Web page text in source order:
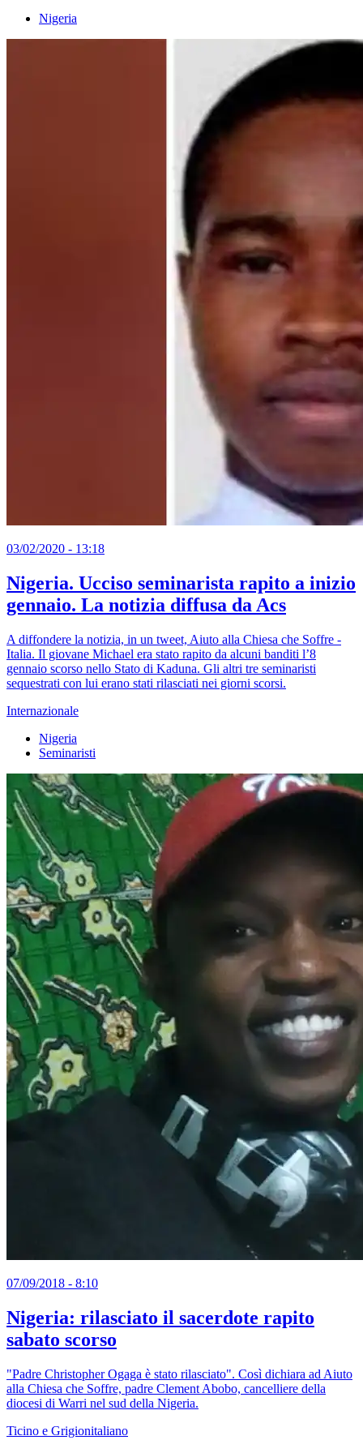
Nigeria
03/02/2020 - 13:18
Nigeria. Ucciso seminarista rapito a inizio
gennaio. La notizia diffusa da Acs
A diffondere la notizia, in un tweet, Aiuto alla Chiesa che Soffre -
Italia. Il giovane Michael era stato rapito da alcuni banditi l’8
gennaio scorso nello Stato di Kaduna. Gli altri tre seminaristi
sequestrati con lui erano stati rilasciati nei giorni scorsi.
Internazionale
Nigeria
Seminaristi
07/09/2018 - 8:10
Nigeria: rilasciato il sacerdote rapito
sabato scorso
"Padre Christopher Ogaga è stato rilasciato". Così dichiara ad Aiuto
alla Chiesa che Soffre, padre Clement Abobo, cancelliere della
diocesi di Warri nel sud della Nigeria.
Ticino e Grigionitaliano